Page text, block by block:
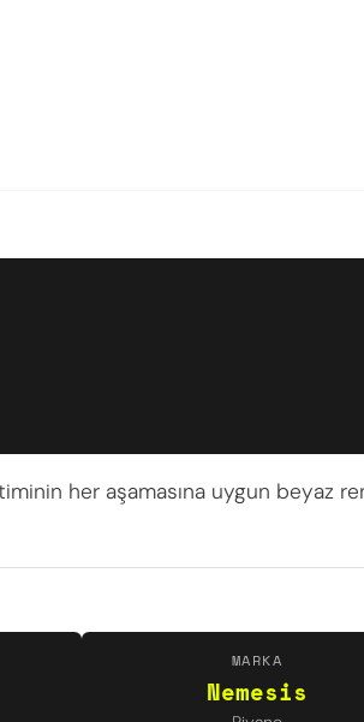
her aşamasına uygun beyaz
MARKA
Nemesis